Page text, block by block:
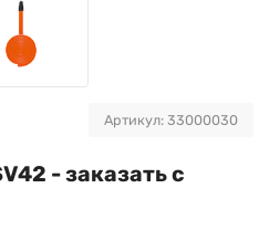
Артикул: 33000030
- заказать с